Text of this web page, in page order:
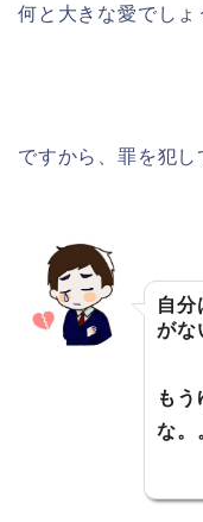
何と大きな愛でしょ
ですから、罪を犯し
自
がな
もう
な。